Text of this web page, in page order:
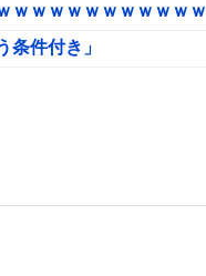
ｗｗｗｗｗｗｗｗｗｗｗ
件付き」